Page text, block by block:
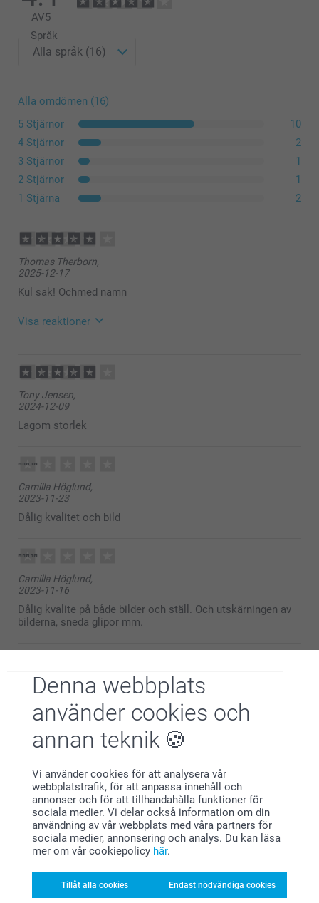
Denna webbplats
använder cookies och
annan teknik
Vi använder cookies för att analysera vår
webbplatstrafik, för att anpassa innehåll och
annonser och för att tillhandahålla funktioner för
sociala medier. Vi delar också information om din
användning av vår webbplats med våra partners för
sociala medier, annonsering och analys. Du kan läsa
mer om vår cookiepolicy här.
Tillåt alla cookies Endast nödvändiga cookies
AV5
Språk
Alla omdömen (16)
5 Stjärnor
10
4 Stjärnor
2
3 Stjärnor
1
2 Stjärnor
1
1 Stjärna
2
Thomas Therborn,
2025-12-17
Kul sak! Ochmed namn
Visa reaktioner
14:39
Hej Thomas,
Stort tack för ⭐️⭐️⭐️⭐️ och omdöme, kul att du är nöjd
med ditt pennställ, det är så trevligt att kunna ha en
ställ med egen design/bild framme och njuta av den
Tony Jensen,
2024-12-09
Lagom storlek
Camilla Höglund,
2023-11-23
Dålig kvalitet och bild
Camilla Höglund,
2023-11-16
Dålig kvalite på både bilder och ställ. Och utskärningen av
bilderna, sneda glipor mm.
Angelica Velke,
2023-02-09
Är nöjd och tycker att den blev bra
Relaterade produkter
Pennfodral
3 varianter
(17 omdömen)
Skrivbordsunderlägg
199,00
(4 omdömen)